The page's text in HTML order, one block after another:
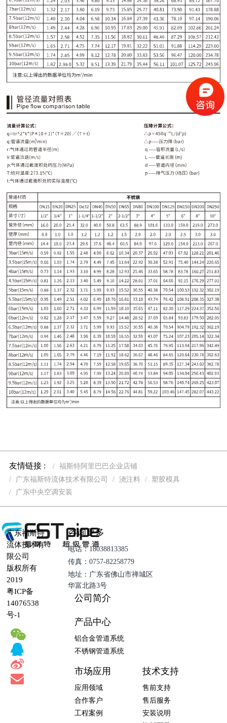
友情链接 :
福斯特阿里巴巴企业店铺
广东福斯特流体技术有限公司
浇注料
塑胶模具
广东中央空调安装
广东福斯特
流体技术有
限公司
版权所有
2019
粤ICP备
14076538
号-1
咨询更多
电话：18038813385
传真：0757-82258779
地址：广东省佛山市禅城区
华富北路3号
公司简介
产品中心
铝合金管道系统
不锈钢管道系统
市场应用
应用领域
合作客户
工程案例
技术支持
售前支持
售后服务
安装说明